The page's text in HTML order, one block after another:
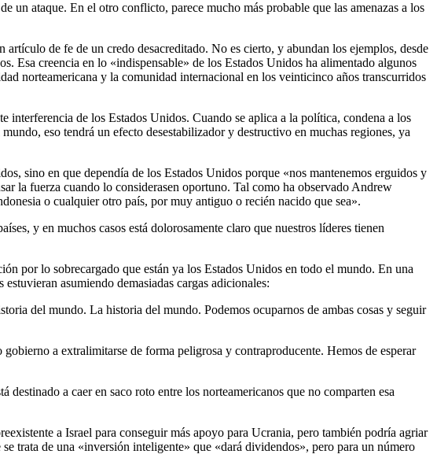
un ataque. En el otro conflicto, parece mucho más probable que las amenazas a los
de fe de un credo desacreditado. No es cierto, y abundan los ejemplos, desde
Esa creencia en lo «indispensable» de los Estados Unidos ha alimentado algunos
norteamericana y la comunidad internacional en los veinticinco años transcurridos
interferencia de los Estados Unidos. Cuando se aplica a la política, condena a los
eso tendrá un efecto desestabilizador y destructivo en muchas regiones, ya
sino en que dependía de los Estados Unidos porque «nos mantenemos erguidos y
la fuerza cuando lo considerasen oportuno. Tal como ha observado Andrew
o cualquier otro país, por muy antiguo o recién nacido que sea».
y en muchos casos está dolorosamente claro que nuestros líderes tienen
por lo sobrecargado que están ya los Estados Unidos en todo el mundo. En una
asumiendo demasiadas cargas adicionales:
del mundo. La historia del mundo. Podemos ocuparnos de ambas cosas y seguir
a extralimitarse de forma peligrosa y contraproducente. Hemos de esperar
a caer en saco roto entre los norteamericanos que no comparten esa
a Israel para conseguir más apoyo para Ucrania, pero también podría agriar
trata de una «inversión inteligente» que «dará dividendos», pero para un número